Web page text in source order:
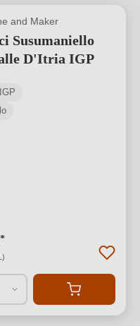
and Maker
Susumaniello
D'Itria IGP
*